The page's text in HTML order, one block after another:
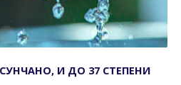
И ДО 37 СТЕПЕНИ